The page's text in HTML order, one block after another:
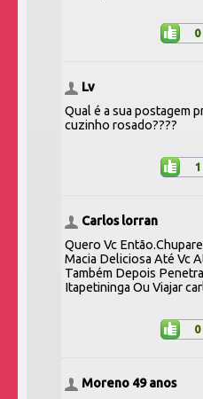
0
Lv
Qual é a sua postagem
cuzinho rosado????
1
Carlos lorran
Quero Vc
Macia Deliciosa Até Vc
Também Depois
Itapetininga Ou Viajar
0
Moreno 49 anos